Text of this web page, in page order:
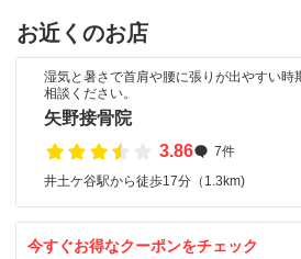
お近くのお店
湿気と暑さで首肩や腰に張りが出やすい時
相談ください。
矢野接骨院
3.86
7件
井土ケ谷駅から徒歩17分（1.3km)
今すぐお得なクーポンをチェック